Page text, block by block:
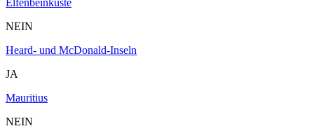
Elfenbeinküste
NEIN
Heard- und McDonald-Inseln
JA
Mauritius
NEIN